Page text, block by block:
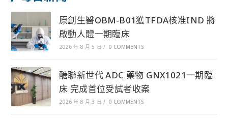
原創生醫OBM-B01獲TFDA核准IND 將
啟動人體一期臨床
2026 年 8 月 5 日 / 0 COMMENTS
醣聯新世代 ADC 藥物 GNX1021一期臨
床 完成首位受試者收案
2026 年 8 月 3 日 / 0 COMMENTS